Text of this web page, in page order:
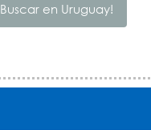
Buscar en Uruguay!